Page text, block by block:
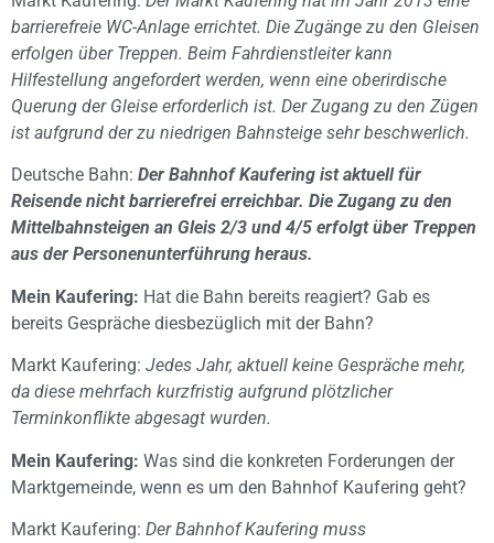
barrierefreie WC-Anlage errichtet. Die Zugänge zu den Gleisen
erfolgen über Treppen. Beim Fahrdienstleiter kann
Hilfestellung angefordert werden, wenn eine oberirdische
Querung der Gleise erforderlich ist. Der Zugang zu den Zügen
ist aufgrund der zu niedrigen Bahnsteige sehr beschwerlich.
Deutsche Bahn: Der Bahnhof Kaufering ist aktuell für
Reisende nicht barrierefrei erreichbar. Die Zugang zu den
Mittelbahnsteigen an Gleis 2/3 und 4/5 erfolgt über Treppen
aus der Personenunterführung heraus.
Mein Kaufering: Hat die Bahn bereits reagiert? Gab es
bereits Gespräche diesbezüglich mit der Bahn?
Markt Kaufering: Jedes Jahr, aktuell keine Gespräche mehr,
da diese mehrfach kurzfristig aufgrund plötzlicher
Terminkonflikte abgesagt wurden.
Mein Kaufering: Was sind die konkreten Forderungen der
Marktgemeinde, wenn es um den Bahnhof Kaufering geht?
Markt Kaufering: Der Bahnhof Kaufering muss